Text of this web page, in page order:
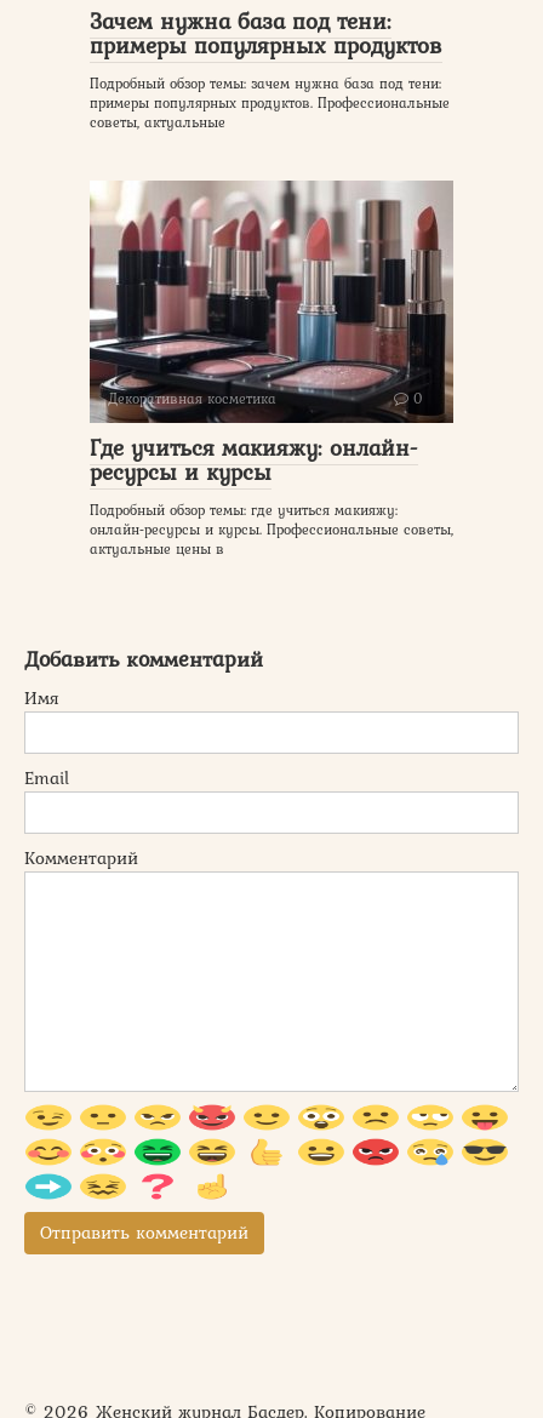
Зачем нужна база под тени:
примеры популярных продуктов
Подробный обзор темы: зачем нужна база под тени:
примеры популярных продуктов. Профессиональные
советы, актуальные
Декоративная косметика 0
Где учиться макияжу: онлайн-
ресурсы и курсы
Подробный обзор темы: где учиться макияжу:
онлайн-ресурсы и курсы. Профессиональные советы,
актуальные цены в
Добавить комментарий
Имя
Email
Комментарий
© 2026 Женский журнал Басдер. Копирование